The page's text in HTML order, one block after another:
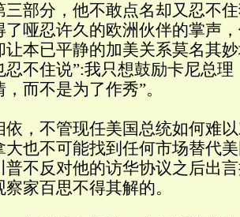
三部分，他不敢点名却又忍不
了哑忍许久的欧洲伙伴的掌声
让本已平静的加美关系莫名其
忍不住说”:我只想鼓励卡尼总
而不是为了作秀”。
依，不管现任美国总统如何难
大也不可能找到任何市场替代
普不反对他的访华协议之后出
家百思不得其解的。